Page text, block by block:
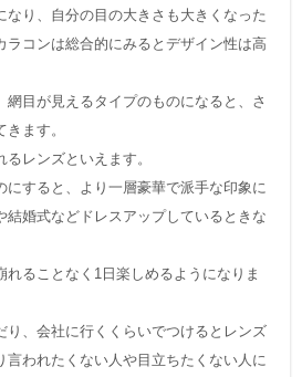
なり、自分の目の大きさも大きくなった
ラコンは総合的にみるとデザイン性は高
網目が見えるタイプのものになると、さ
ます。
レンズといえます。
にすると、より一層豪華で派手な印象に
結婚式などドレスアップしているときな
れることなく1日楽しめるようになりま
り、会社に行くくらいでつけるとレンズ
言われたくない人や目立ちたくない人に